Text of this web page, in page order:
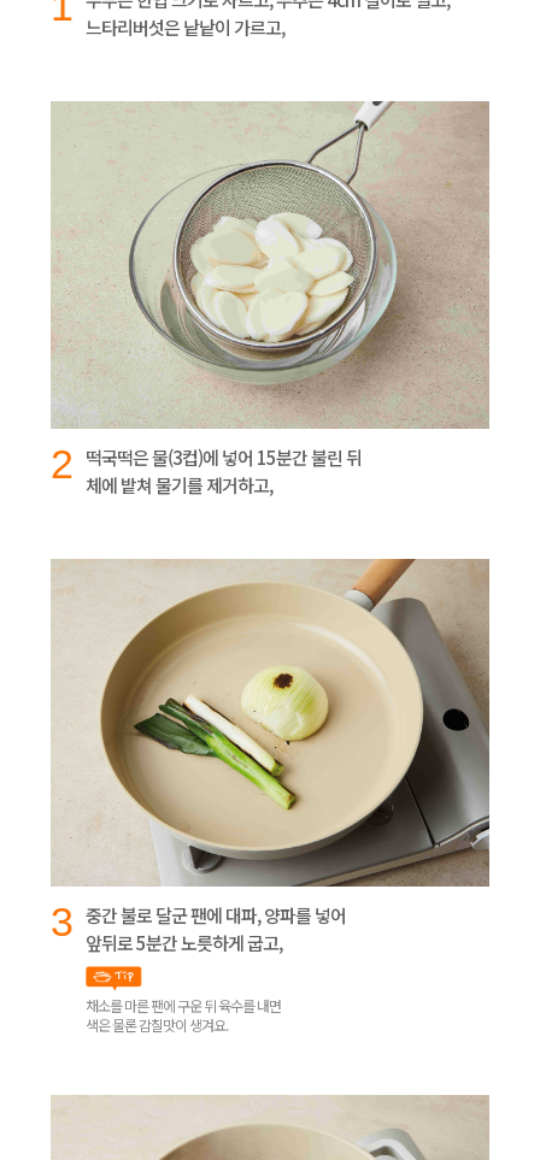
느타리버섯은 낱낱이 가르고,
2 떡국떡은 물(3컵)에 넣어 15분간 불린 뒤
체에 밭쳐 물기를 제거하고,
3 중간 불로 달군 팬에 대파, 양파를 넣어
앞뒤로 5분간 노릇하게 굽고,
채소를 마른 팬에 구운 뒤 육수를 내면
색은 물론 감칠맛이 생겨요.